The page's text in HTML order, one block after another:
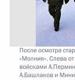
После осмотра
«Молния». Слева
войсками
А.Башлаков и